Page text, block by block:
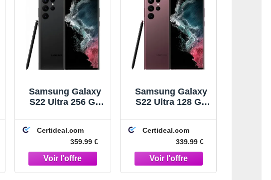
Samsung Galaxy
S22 Ultra 256 Go
Certideal.com
359.99 €
Samsung Galaxy
S22 Ultra 128 Go
Certideal.com
339.99 €